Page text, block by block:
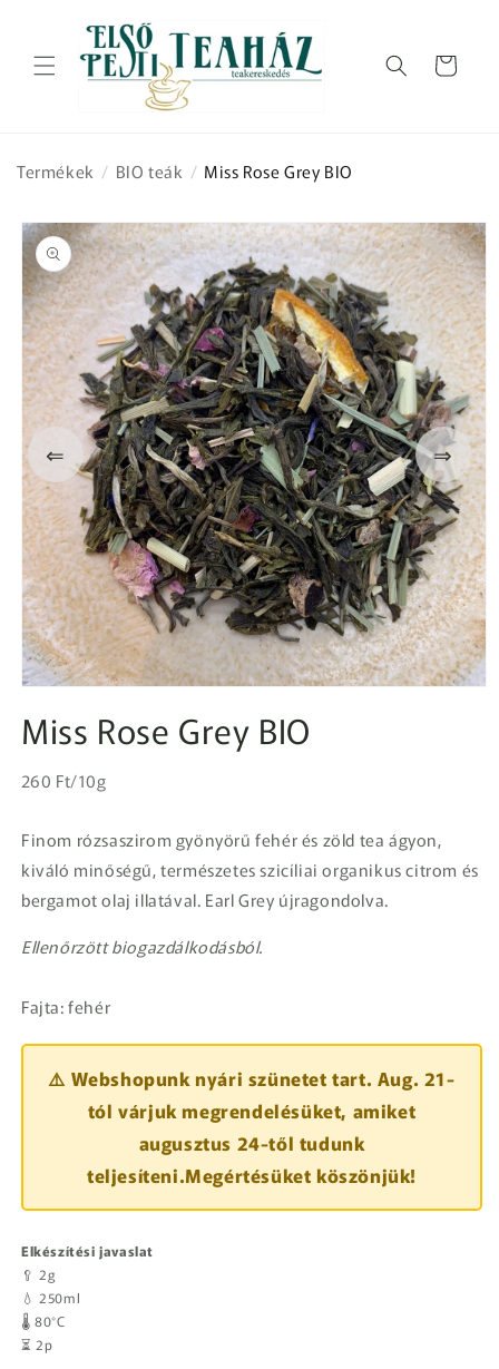
tartalomhoz
Kosár
Termékek / BIO teák / Miss Rose Grey BIO
⇐
Kihagyás, és
ugrás a
termékadatokra
megnyitása
a
párbeszédpanelen
⇒
Miss Rose Grey BIO
Normál
Egységár
260 Ft/10g
Finom rózsaszirom gyönyörű fehér és zöld tea ágyon,
kiváló minőségű, természetes szicíliai organikus citrom és
bergamot olaj illatával. Earl Grey újragondolva.
Ellenőrzött biogazdálkodásból.
Fajta: fehér
⚠️ Webshopunk nyári szünetet tart. Aug. 21-
tól várjuk megrendelésüket, amiket
augusztus 24-től tudunk
teljesíteni.Megértésüket köszönjük!
Elkészítési javaslat
🥄 2g
💧 250ml
🌡️ 80°C
⏳ 2p